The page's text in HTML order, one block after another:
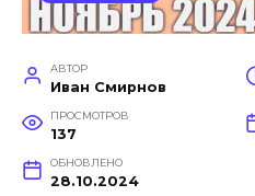
АВТОР
Иван Смирнов
ПРОСМОТРОВ
137
ОБНОВЛЕНО
28.10.2024